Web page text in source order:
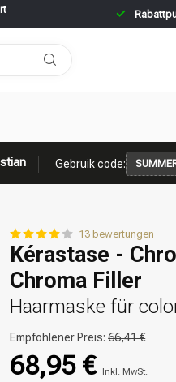
Gebruik code:
13 bewertungen
Kérastase -
Chroma Filler
Haarmaske für
Empfohlener Preis:66,41 €
68,95 € Inkl. MwSt.